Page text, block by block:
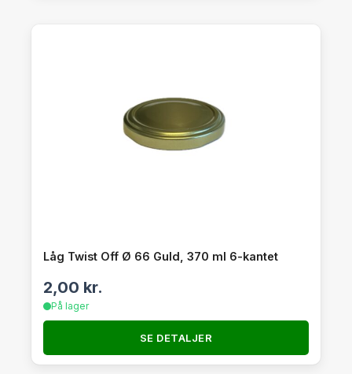
Låg Twist Off Ø 66 Guld, 370 ml 6-kantet
2,00 kr.
På lager
SE DETALJER